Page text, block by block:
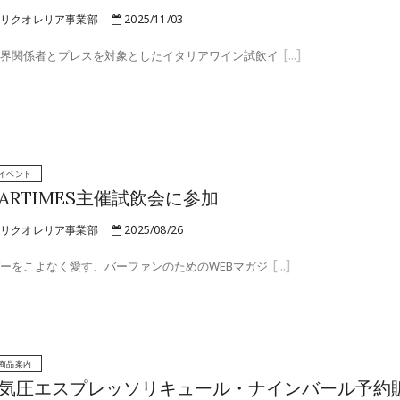
クオレリア事業部 2025/11/03
関係者とプレスを対象としたイタリアワイン試飲イ
ベント
主催試飲会に参加
クオレリア事業部 2025/08/26
をこよなく愛す、バーファンのためのWEBマガジ
品案内
圧エスプレッソリキュール・ナインバール予約